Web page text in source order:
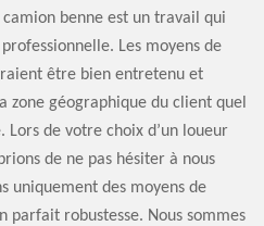
benne est un travail qui
Les moyens de
être bien entretenu et
zone géographique du client quel
de votre choix d’un loueur
de ne pas hésiter à nous
uniquement des moyens de
robustesse. Nous sommes